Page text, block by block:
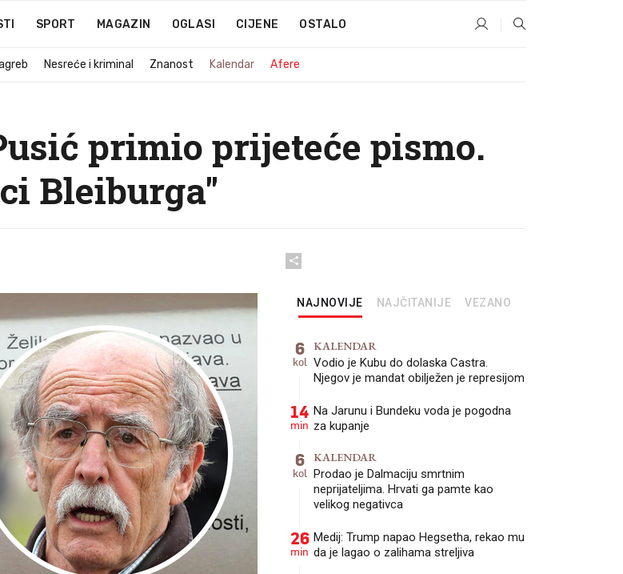
SPORT MAGAZIN OGLASI CIJENE OSTALO
Nesreće i kriminal Znanost Kalendar Afere
primio prijeteće pismo.
Bleiburga"
NAJNOVIJE NAJČITANIJE VEZANO
6
kol
KALENDAR
Vodio je Kubu do dolaska Castra.
Njegov je mandat obilježen je represijom
14
min
Na Jarunu i Bundeku voda je pogodna
za kupanje
6
kol
KALENDAR
Prodao je Dalmaciju smrtnim
neprijateljima. Hrvati ga pamte kao
velikog negativca
26
min
Medij: Trump napao Hegsetha, rekao mu
da je lagao o zalihama streljiva